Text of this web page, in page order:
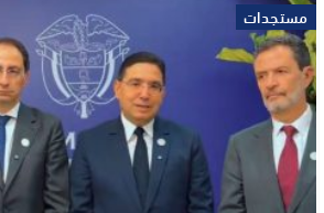
مستجدات